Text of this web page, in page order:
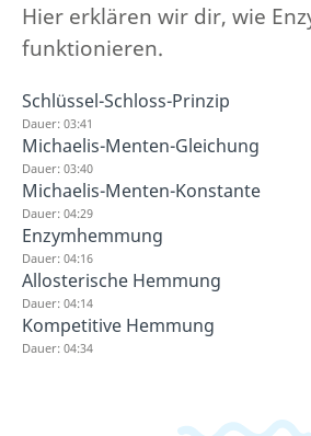
Hier erklären wir dir, wie
funktionieren.
Schlüssel-Schloss-Prinzip
Dauer: 03:41
Michaelis-Menten-Gleichung
Dauer: 03:40
Michaelis-Menten-Konstante
Dauer: 04:29
Enzymhemmung
Dauer: 04:16
Allosterische Hemmung
Dauer: 04:14
Kompetitive Hemmung
Dauer: 04:34